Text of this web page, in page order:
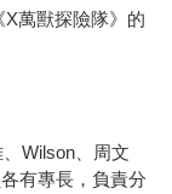
萬獸探險隊》的
Wilson、周文
有專長，負責分